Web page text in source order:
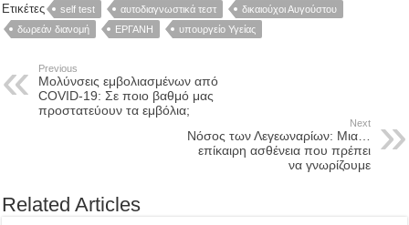
Ετικέτες self test αυτοδιαγνωστικά τεστ
δικαιούχοι Αυγούστου
δωρεάν διανομή
ΕΡΓΑΝΗ υπουργείο Υγείας
Previous
Μολύνσεις εμβολιασμένων από
COVID-19: Σε ποιο βαθμό μας
προστατεύουν τα εμβόλια;
Next
Νόσος των Λεγεωναρίων: Μια…
επίκαιρη ασθένεια που πρέπει
να γνωρίζουμε
Related Articles